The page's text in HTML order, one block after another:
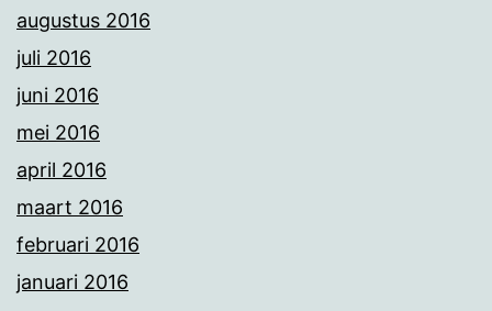
augustus 2016
juli 2016
juni 2016
mei 2016
april 2016
maart 2016
februari 2016
januari 2016